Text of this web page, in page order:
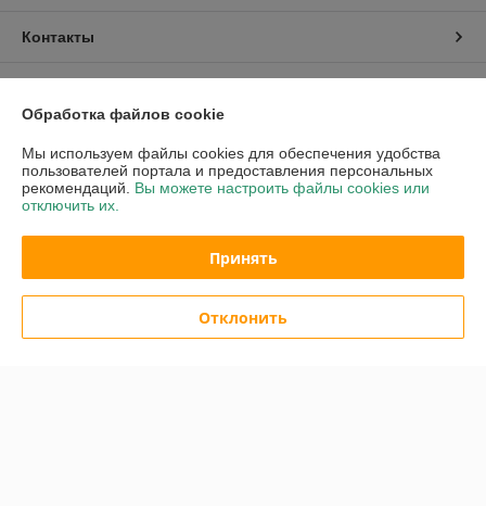
Контакты
Полная версия сайта
Политика обработки cookies
Сайт создан на платформе Deal.by
Обработка файлов cookie
Мы используем файлы cookies для обеспечения удобства
пользователей портала и предоставления персональных
рекомендаций. Вы можете настроить файлы cookies или
отключить их.
Принять
Отклонить